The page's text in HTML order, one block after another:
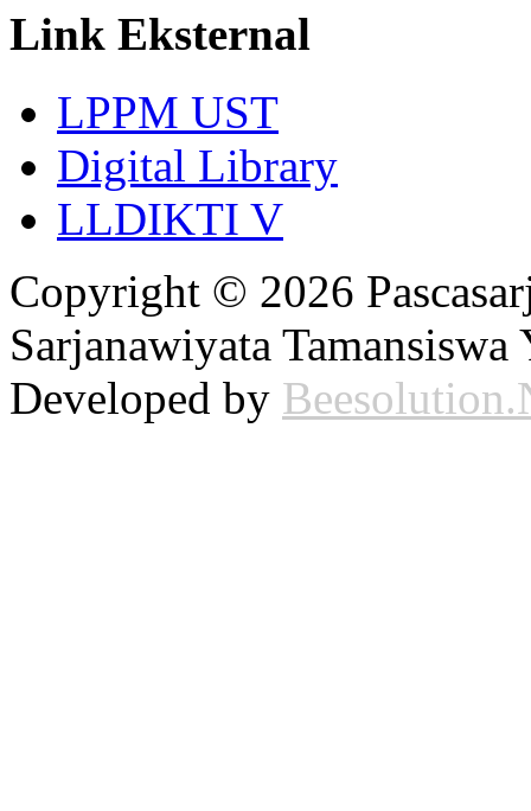
Link Eksternal
LPPM UST
Digital Library
LLDIKTI V
Copyright © 2026
Sarjanawiyata
Developed by